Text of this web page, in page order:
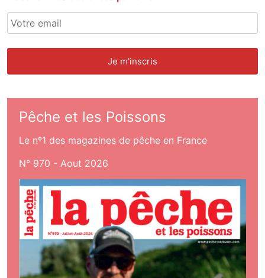
Pêche et les Poissons
Le nº1 des magazines de pêche en France
N° 970 - Aout 2026